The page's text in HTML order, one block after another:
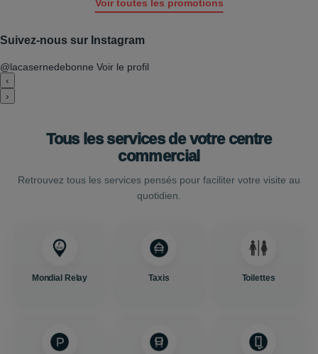
Voir toutes les promotions
Suivez-nous sur Instagram
@lacasernedebonne Voir le profil
‹
›
Tous les services de votre centre
commercial
Retrouvez tous les services pensés pour faciliter votre visite au
quotidien.
Mondial Relay Taxis Toilettes